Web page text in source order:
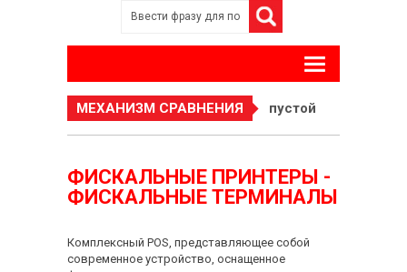
МЕХАНИЗМ СРАВНЕНИЯ пустой
ФИСКАЛЬНЫЕ ПРИНТЕРЫ -
ФИСКАЛЬНЫЕ ТЕРМИНАЛЫ
Комплексный POS, представляющее собой
современное устройство, оснащенное